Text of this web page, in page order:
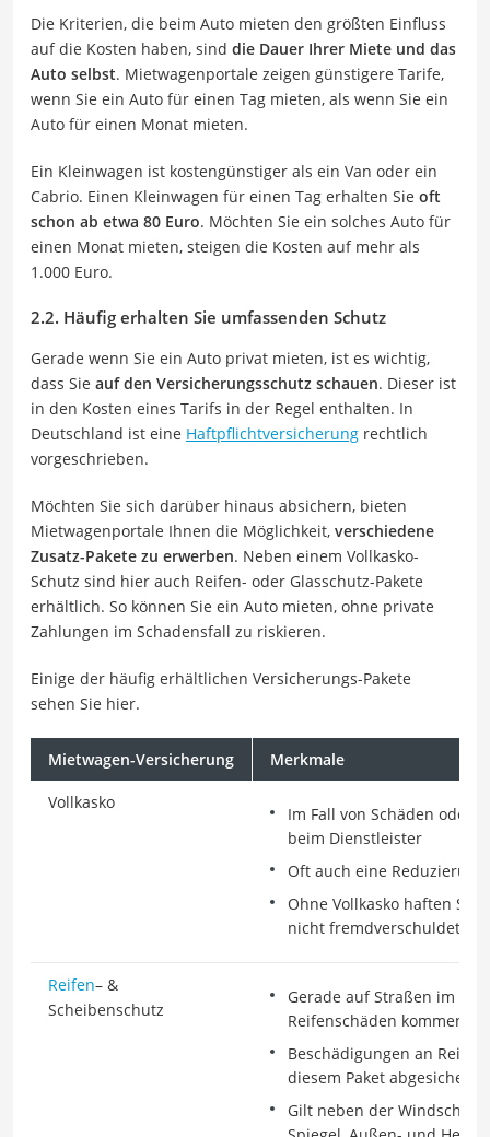
Die Kriterien, die beim Auto mieten den größten Einfluss
auf die Kosten haben, sind die Dauer Ihrer Miete und das
Auto selbst. Mietwagenportale zeigen günstigere Tarife,
wenn Sie ein Auto für einen Tag mieten, als wenn Sie ein
Auto für einen Monat mieten.
Ein Kleinwagen ist kostengünstiger als ein Van oder ein
Cabrio. Einen Kleinwagen für einen Tag erhalten Sie oft
schon ab etwa 80 Euro. Möchten Sie ein solches Auto für
einen Monat mieten, steigen die Kosten auf mehr als
1.000 Euro.
2.2. Häufig erhalten Sie umfassenden Schutz
Gerade wenn Sie ein Auto privat mieten, ist es wichtig,
dass Sie auf den Versicherungsschutz schauen. Dieser ist
in den Kosten eines Tarifs in der Regel enthalten. In
Deutschland ist eine Haftpflichtversicherung rechtlich
vorgeschrieben.
Möchten Sie sich darüber hinaus absichern, bieten
Mietwagenportale Ihnen die Möglichkeit, verschiedene
Zusatz-Pakete zu erwerben. Neben einem Vollkasko-
Schutz sind hier auch Reifen- oder Glasschutz-Pakete
erhältlich. So können Sie ein Auto mieten, ohne private
Zahlungen im Schadensfall zu riskieren.
Einige der häufig erhältlichen Versicherungs-Pakete
sehen Sie hier.
Mietwagen-Versicherung Merkmale
Vollkasko
Im Fall von Schäden oder
beim Dienstleister
Oft auch eine
Ohne Vollkasko haften Sie
nicht fremdverschuldet
Reifen– &
Scheibenschutz
Gerade auf Straßen im
Reifenschäden kommen
Beschädigungen an
diesem Paket abgesichert
Gilt neben der